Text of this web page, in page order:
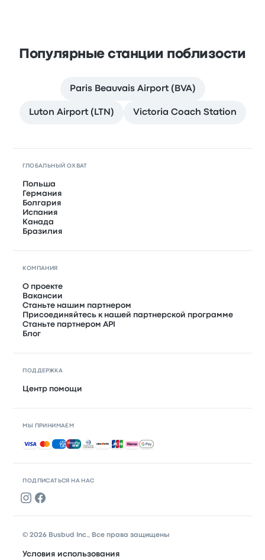
Популярные станции поблизости
Paris Beauvais Airport (BVA)
Luton Airport (LTN) Victoria Coach Station
ПОДПИСАТЬСЯ НА НАС
ГЛОБАЛЬНЫЙ ОХВАТ
Польша
Германия
Болгария
Испания
Канада
Бразилия
КОМПАНИЯ
О проекте
Вакансии
Станьте нашим партнером
Присоединяйтесь к нашей партнерской программе
Станьте партнером API
Блог
ПОДДЕРЖКА
Центр помощи
МЫ ПРИНИМАЕМ
Принимаемые способы оплаты
© 2026 Busbud Inc., Все права защищены
Условия использования